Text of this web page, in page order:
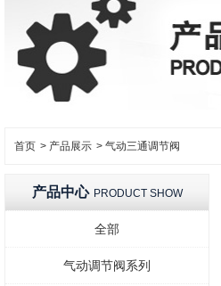
首页 > 产品展示 > 气动三通调节阀
产品中心 PRODUCT SHOW
全部
气动调节阀系列